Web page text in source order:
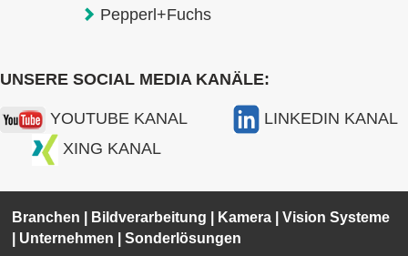
Pepperl+Fuchs
UNSERE SOCIAL MEDIA KANÄLE:
YOUTUBE KANAL
LINKEDIN KANAL
XING KANAL
Branchen Bildverarbeitung Kamera |Vision Systeme
Unternehmen |Sonderlösungen